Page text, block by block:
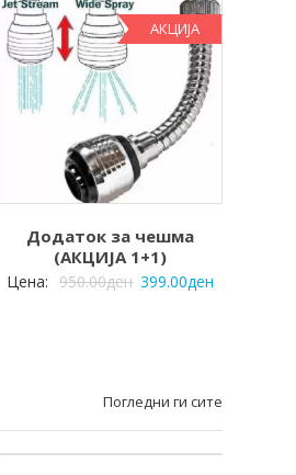
АКЦИЈА
Додаток за чешма
(АКЦИЈА 1+1)
Цена: 950.00ден 399.00ден
Погледни ги сите